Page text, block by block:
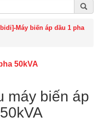
Máy biến áp dầu 1 pha
50kVA
máy biến áp